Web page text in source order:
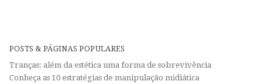
POSTS & PÁGINAS POPULARES
Tranças: além da estética uma forma de sobrevivência
Conheça as 10 estratégias de manipulação midiática